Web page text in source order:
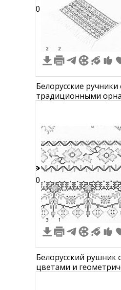
20
2 2
Белорусские ручники
традиционными
10
3 1
Белорусский рушник
цветами и